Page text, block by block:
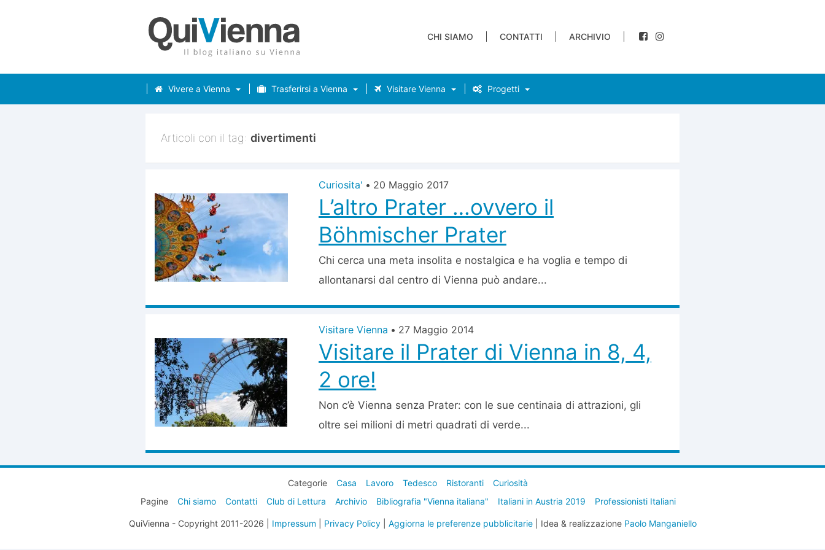
CHI SIAMO CONTATTI ARCHIVIO
Vivere a Vienna Trasferirsi a Vienna Visitare Vienna Progetti
Articoli con il tag: divertimenti
Curiosita' • 20 Maggio 2017
L’altro Prater …ovvero il
Böhmischer Prater
Chi cerca una meta insolita e nostalgica e ha voglia e tempo di
allontanarsi dal centro di Vienna può andare...
Visitare Vienna • 27 Maggio 2014
Visitare il Prater di Vienna in 8, 4,
2 ore!
Non c’è Vienna senza Prater: con le sue centinaia di attrazioni, gli
oltre sei milioni di metri quadrati di verde...
Categorie Casa Lavoro Tedesco Ristoranti
Curiosità
Pagine
Chi siamo Contatti Club di Lettura Archivio Bibliografia "Vienna italiana" Italiani in Austria 2019 Professionisti Italiani
QuiVienna - Copyright 2011-2026 | Impressum Privacy Policy| Aggiorna le preferenze pubblicitarie| Idea & realizzazione Paolo Manganiello